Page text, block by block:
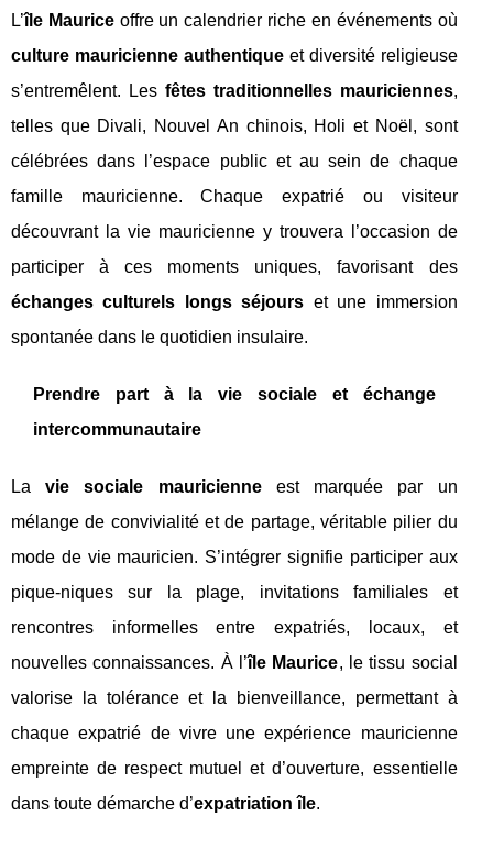
L’île Mauriceoffre un calendrier riche en événements où
culture mauricienne authentiqueet diversité religieuse
s’entremêlent. Les fêtes traditionnelles mauriciennes,
telles que Divali, Nouvel An chinois, Holi et Noël, sont
célébrées dans l’espace public et au sein de chaque
famille mauricienne. Chaque expatrié ou visiteur
découvrant la vie mauricienne y trouvera l’occasion de
participer à ces moments uniques, favorisant ​des
échanges culturels longs séjours et une immersion
spontanée dans le quotidien insulaire.
Prendre part à la vie sociale et échange
intercommunautaire
Lavie sociale mauricienneest marquée par un
mélange de convivialité et de partage, véritable pilier du
mode de vie mauricien. S’intégrer signifie participer aux
pique-niques sur la plage, invitations familiales et
rencontres informelles entre expatriés, locaux, et
nouvelles connaissances. À l’île Maurice, le tissu social
valorise la tolérance et la bienveillance, permettant à
chaque expatrié de vivre une expérience mauricienne
empreinte de respect mutuel et d’ouverture, essentielle
dans toute démarche d’expatriation île.